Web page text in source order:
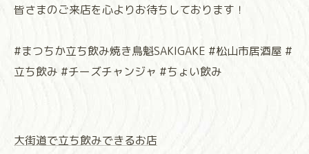
皆さまのご来店を心よりお待ちしております！
#まつちか立ち飲み焼き鳥魁SAKIGAKE #松山市居酒屋 #
立ち飲み #チーズチャンジャ #ちょい飲み
大街道で立ち飲みできるお店